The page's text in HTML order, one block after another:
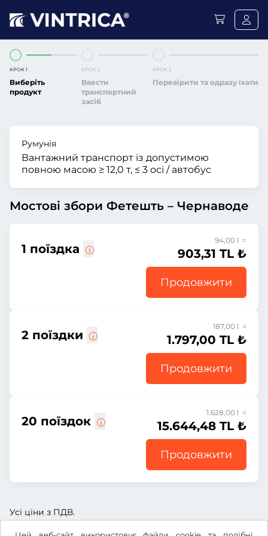
КРОК 1
Виберіть
продукт
КРОК 2
Ввести
транспортний
засіб
КРОК 3
Перевірити та одразу їхати
Румунія
Вантажний транспорт із допустимою
повною масою ≥ 12,0 т, ≤ 3 осі / автобус
Мостові збори Фетешть – Чернаводе
1 поїздка
94,00 l =
903,31 TL ₺
Продовжити
2 поїздки
187,00 l =
1.797,00 TL ₺
Продовжити
20 поїздок
1.628,00 l =
15.644,48 TL ₺
Продовжити
Усі ціни з ПДВ.